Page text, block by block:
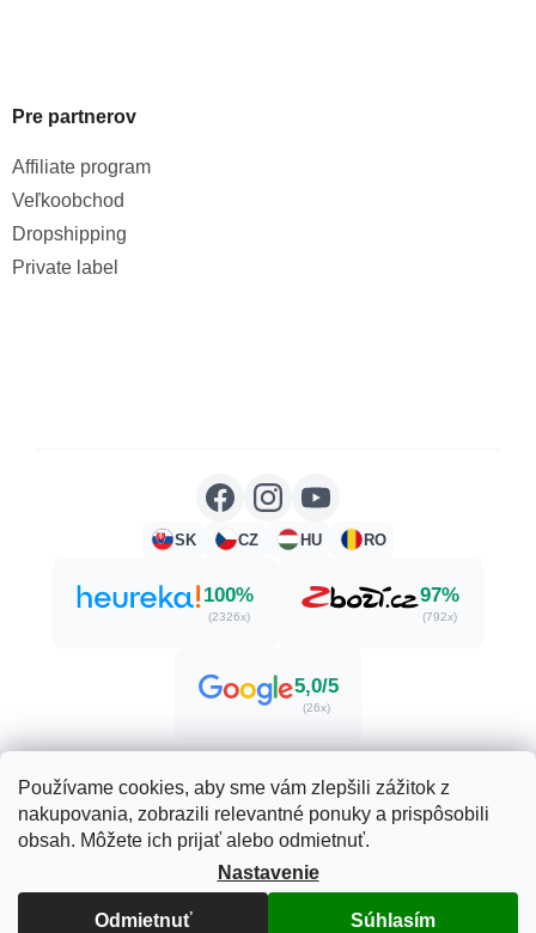
Používame cookies, aby sme vám zlepšili zážitok z
nakupovania, zobrazili relevantné ponuky a prispôsobili
obsah. Môžete ich prijať alebo odmietnuť.
Nastavenie
Odmietnuť Súhlasím
Pre partnerov
Affiliate program
Veľkoobchod
Dropshipping
Private label
SK CZ HU RO
100%
(2326x)
97%
(792x)
5,0/5
(26x)
Vytvoril Shoptet
Copyright 2026Herbatica.sk. Všetky práva vyhradené.
Upraviť nastavenie cookies